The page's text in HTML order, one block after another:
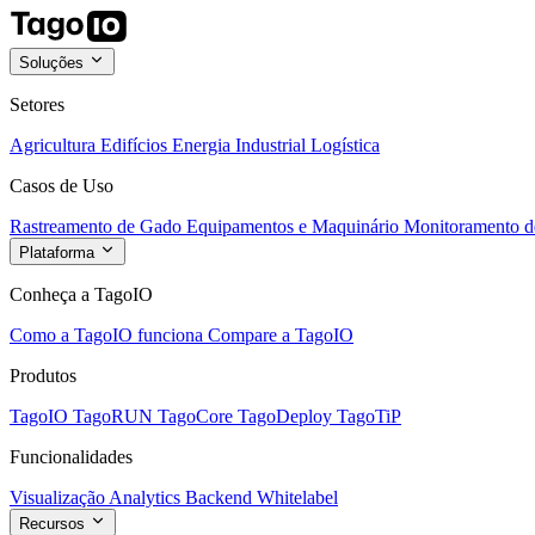
Soluções
Setores
Agricultura Edifícios Energia Industrial Logística
Casos de Uso
Rastreamento de Gado Equipamentos e Maquinário Monitoramento
Plataforma
Conheça a TagoIO
Como a TagoIO funciona Compare a TagoIO
Produtos
TagoIO TagoRUN TagoCore TagoDeploy TagoTiP
Funcionalidades
Visualização Analytics Backend Whitelabel
Recursos